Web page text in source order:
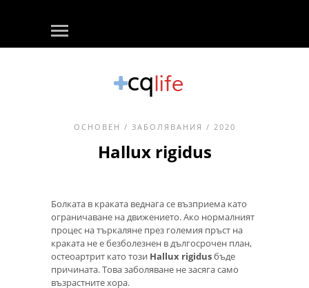
ОСНОВЕН / ЗАБОЛЯВАНИЯ / 2020
Hallux rigidus
Болката в краката веднага се възприема като
ограничаване на движението. Ако нормалният
процес на търкаляне през големия пръст на
краката не е безболезнен в дългосрочен план,
остеоартрит като този Hallux rigidusбъде
причината. Това заболяване не засяга само
възрастните хора.